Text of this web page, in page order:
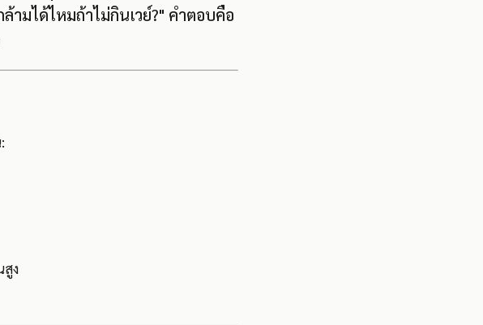
ามได้ไหมถ้าไม่กินเวย์?" คำตอบคือ
สูง